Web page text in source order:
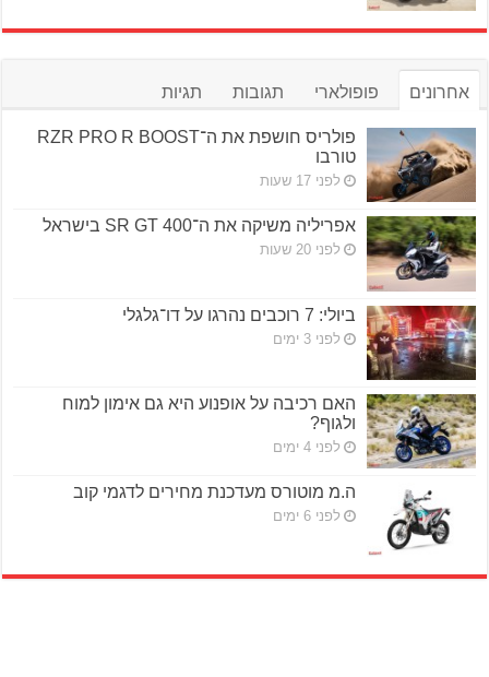
אחרונים פופולארי תגובות תגיות
פולריס חושפת את ה־RZR PRO R BOOST
טורבו
לפני 17 שעות
אפריליה משיקה את ה־SR GT 400 בישראל
לפני 20 שעות
ביולי: 7 רוכבים נהרגו על דו־גלגלי
לפני 3 ימים
האם רכיבה על אופנוע היא גם אימון למוח
ולגוף?
לפני 4 ימים
ה.מ מוטורס מעדכנת מחירים לדגמי קוב
לפני 6 ימים